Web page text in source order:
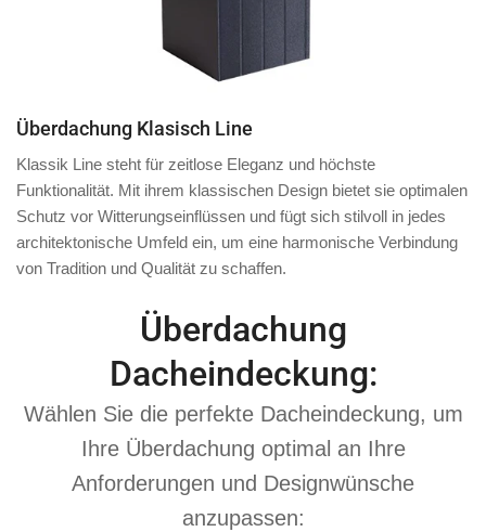
Überdachung Klasisch Line
Klassik Line steht für zeitlose Eleganz und höchste
Funktionalität. Mit ihrem klassischen Design bietet sie optimalen
Schutz vor Witterungseinflüssen und fügt sich stilvoll in jedes
architektonische Umfeld ein, um eine harmonische Verbindung
von Tradition und Qualität zu schaffen.
Überdachung
Dacheindeckung:
Wählen Sie die perfekte Dacheindeckung, um
Ihre Überdachung optimal an Ihre
Anforderungen und Designwünsche
anzupassen: